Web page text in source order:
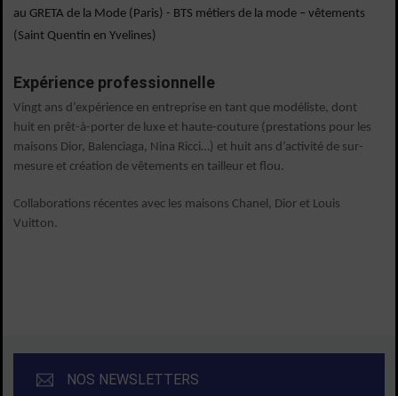
au GRETA de la Mode (Paris) - BTS métiers de la mode – vêtements
(Saint Quentin en Yvelines)
Expérience professionnelle
Vingt ans d’expérience en entreprise en tant que modéliste, dont
huit en prêt-à-porter de luxe et haute-couture (prestations pour les
maisons Dior, Balenciaga, Nina Ricci…) et huit ans d’activité de sur-
mesure et création de vêtements en tailleur et flou.
Collaborations récentes avec les maisons Chanel, Dior et Louis
Vuitton.
NOS NEWSLETTERS